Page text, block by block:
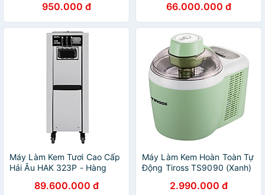
950.000 đ 66.000.000 đ
Máy Làm Kem Tươi Cao Cấp
Hải Âu HAK 323P - Hàng
89.600.000 đ
Máy Làm Kem Hoàn Toàn Tự
Động Tiross TS9090 (Xanh)
2.990.000 đ